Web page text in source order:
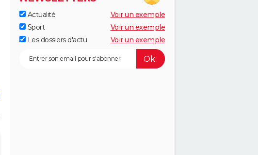
Actualité
Voir un exemple
Sport
Voir un exemple
Les dossiers d'actu
Voir un exemple